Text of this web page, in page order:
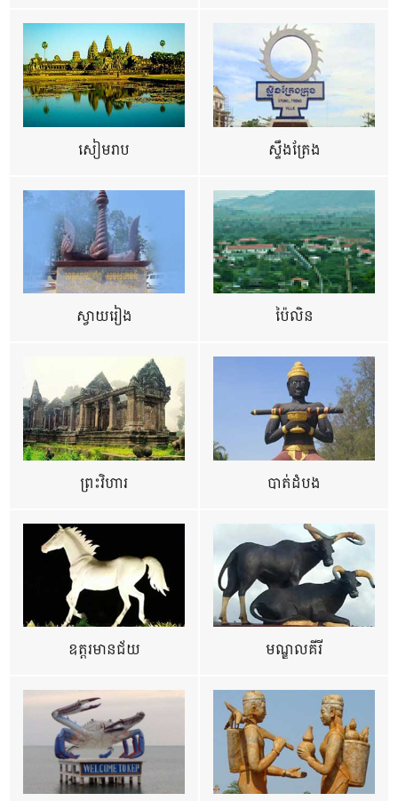
សៀមរាប ស្ទឹងត្រែង
ស្វាយរៀង ប៉ៃលិន
ព្រះវិហារ បាត់ដំបង
ឧត្ដរមានជ័យ មណ្ឌលគីរី